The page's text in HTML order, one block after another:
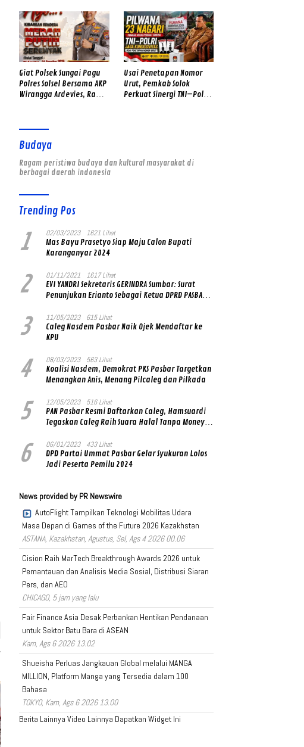
Sambok di Kota Solok
Temukan Lubang Galian
Bekas
Giat Polsek Sungai Pagu
Polres Solsel Bersama AKP
Wirangga Ardevies, Rawat
Usai Penetapan Nomor
Urut, Pemkab Solok
Perkuat Sinergi TNI–Polri
Budaya
Ragam peristiwa budaya dan kultural masyarakat di
berbagai daerah indonesia
Trending Pos
1 02/03/2023 1621 Lihat
Mas Bayu Prasetyo Siap Maju Calon Bupati
Karanganyar 2024
2 01/11/2021 1617 Lihat
EVI YANDRI Sekretaris GERINDRA Sumbar: Surat
Penunjukan Erianto Sebagai Ketua DPRD PASBAR
Prabowo Subianto
3 11/05/2023 615 Lihat
Caleg Nasdem Pasbar Naik Ojek Mendaftar ke
KPU
4 08/03/2023 563 Lihat
Koalisi Nasdem, Demokrat PKS Pasbar Targetkan
Menangkan Anis, Menang Pilcaleg dan Pilkada
5 12/05/2023 516 Lihat
PAN Pasbar Resmi Daftarkan Caleg, Hamsuardi
Tegaskan Caleg Raih Suara Halal Tanpa Money
6 06/01/2023 433 Lihat
DPD Partai Ummat Pasbar Gelar Syukuran Lolos
Jadi Peserta Pemilu 2024
News provided by PR Newswire
AutoFlight Tampilkan Teknologi Mobilitas Udara
Masa Depan di Games of the Future 2026 Kazakhstan
ASTANA, Kazakhstan, Agustus, Sel, Ags 4 2026 00.06
Cision Raih MarTech Breakthrough Awards 2026 untuk
Pemantauan dan Analisis Media Sosial, Distribusi Siaran
Pers, dan AEO
CHICAGO, 5 jam yang lalu
Fair Finance Asia Desak Perbankan Hentikan Pendanaan
untuk Sektor Batu Bara di ASEAN
Kam, Ags 6 2026 13.02
Shueisha Perluas Jangkauan Global melalui MANGA
MILLION, Platform Manga yang Tersedia dalam 100
Bahasa
TOKYO, Kam, Ags 6 2026 13.00
Berita Lainnya Video Lainnya Dapatkan Widget Ini